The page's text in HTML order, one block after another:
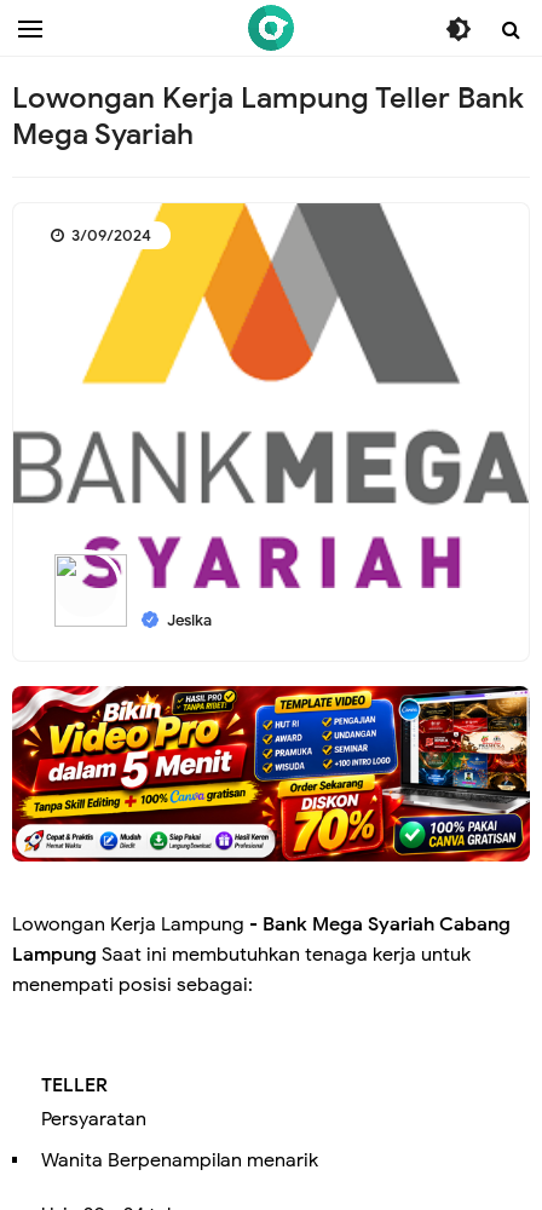
/* ganti br end */
Lowongan Kerja Lampung Teller Bank
Mega Syariah
Jesika
3/09/2024
Lowongan Kerja Lampung - Bank Mega Syariah Cabang
Lampung Saat ini membutuhkan tenaga kerja untuk
menempati posisi sebagai:
TELLER
Persyaratan
Wanita Berpenampilan menarik